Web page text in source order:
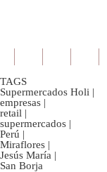
TAGS
Supermercados Holi |
empresas |
retail |
supermercados |
Perú |
Miraflores |
Jesús María |
San Borja